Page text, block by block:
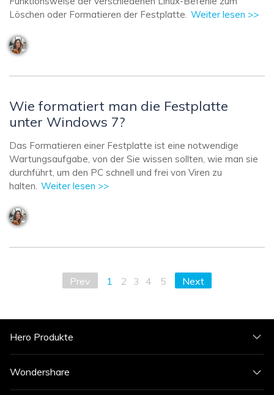
Löschen oder Formatieren der Festplatte. Weiter lesen >>
Wie formatiert man die Festplatte
unter Windows 7?
Das Formatieren einer Festplatte ist eine notwendige
Wartungsaufgabe, von der Sie wissen sollten, wie man sie
durchführt, um den PC schnell und frei von Viren zu
halten. Weiter lesen >>
Prev 1 2 3 4 5 Next
Hero Produkte
Wondershare